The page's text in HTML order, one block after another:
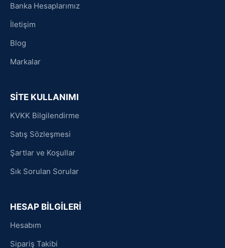
Banka Hesaplarımız
İletişim
Blog
Markalar
SİTE KULLANIMI
KVKK Bilgilendirme
Satış Sözleşmesi
Şartlar ve Koşullar
Sık Sorulan Sorular
HESAP BİLGİLERİ
Hesabım
Sipariş Takibi